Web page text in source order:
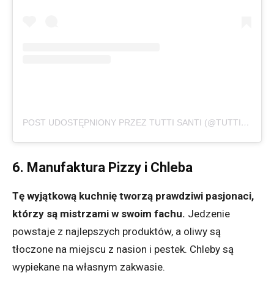
POST UDOSTĘPNIONY PRZEZ TUTTI SANTI (@TUTTISANTI.PL)
6. Manufaktura Pizzy i Chleba
Tę wyjątkową kuchnię tworzą prawdziwi pasjonaci,
którzy są mistrzami w swoim fachu. Jedzenie
powstaje z najlepszych produktów, a oliwy są
tłoczone na miejscu z nasion i pestek. Chleby są
wypiekane na własnym zakwasie.